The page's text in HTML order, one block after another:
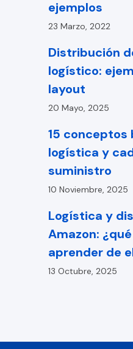
ejemplos
23 Marzo, 2022
Distribución
logístico:
layout
20 Mayo, 2025
15 conceptos
logística y
suministro
10 Noviembre, 2025
Logística y
Amazon:
aprender de
13 Octubre, 2025